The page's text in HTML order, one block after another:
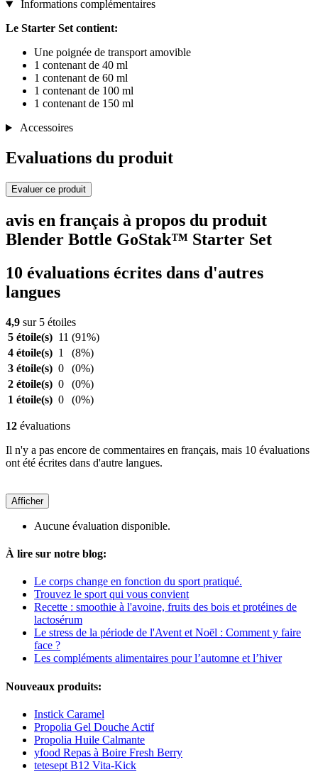
Informations complémentaires
Le Starter Set contient:
Une poignée de transport amovible
1 contenant de 40 ml
1 contenant de 60 ml
1 contenant de 100 ml
1 contenant de 150 ml
Accessoires
Evaluations du produit
Evaluer ce produit
avis en français à propos du produit
Blender Bottle GoStak™ Starter Set
10 évaluations écrites dans d'autres
langues
4,9 sur 5 étoiles
5 étoile(s) 11 (91%)
4 étoile(s) 1
(8%)
3 étoile(s) 0
(0%)
2 étoile(s) 0
(0%)
1 étoile(s) 0 (0%)
12 évaluations
Il n'y a pas encore de commentaires en français, mais 10 évaluations
ont été écrites dans d'autre langues.
Afficher
Aucune évaluation disponible.
À lire sur notre blog:
Le corps change en fonction du sport pratiqué.
Trouvez le sport qui vous convient
Recette : smoothie à l'avoine, fruits des bois et protéines de
lactosérum
Le stress de la période de l'Avent et Noël : Comment y faire
face ?
Les compléments alimentaires pour l’automne et l’hiver
Nouveaux produits:
Instick Caramel
Propolia Gel Douche Actif
Propolia Huile Calmante
yfood Repas à Boire Fresh Berry
tetesept B12 Vita-Kick